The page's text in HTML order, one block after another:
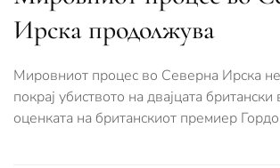
Ирска продолжува
Мировниот процес во Северна Ирска
покрај убиството на двајцата британски
оценката на британскиот премиер